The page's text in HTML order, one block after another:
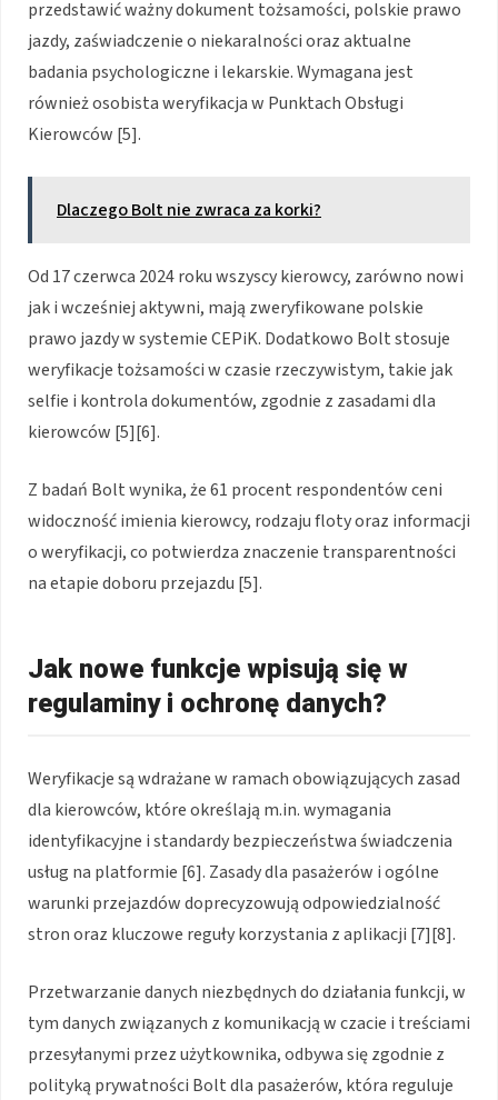
przedstawić ważny dokument tożsamości, polskie prawo
jazdy, zaświadczenie o niekaralności oraz aktualne
badania psychologiczne i lekarskie. Wymagana jest
również osobista weryfikacja w Punktach Obsługi
Kierowców [5].
Dlaczego Bolt nie zwraca za korki?
Od 17 czerwca 2024 roku wszyscy kierowcy, zarówno nowi
jak i wcześniej aktywni, mają zweryfikowane polskie
prawo jazdy w systemie CEPiK. Dodatkowo Bolt stosuje
weryfikacje tożsamości w czasie rzeczywistym, takie jak
selfie i kontrola dokumentów, zgodnie z zasadami dla
kierowców [5][6].
Z badań Bolt wynika, że 61 procent respondentów ceni
widoczność imienia kierowcy, rodzaju floty oraz informacji
o weryfikacji, co potwierdza znaczenie transparentności
na etapie doboru przejazdu [5].
Jak nowe funkcje wpisują się w
regulaminy i ochronę danych?
Weryfikacje są wdrażane w ramach obowiązujących zasad
dla kierowców, które określają m.in. wymagania
identyfikacyjne i standardy bezpieczeństwa świadczenia
usług na platformie [6]. Zasady dla pasażerów i ogólne
warunki przejazdów doprecyzowują odpowiedzialność
stron oraz kluczowe reguły korzystania z aplikacji [7][8].
Przetwarzanie danych niezbędnych do działania funkcji, w
tym danych związanych z komunikacją w czacie i treściami
przesyłanymi przez użytkownika, odbywa się zgodnie z
polityką prywatności Bolt dla pasażerów, która reguluje